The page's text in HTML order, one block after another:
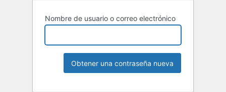
Nombre de usuario o correo electrónico